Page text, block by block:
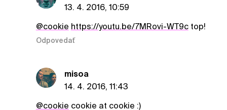
13. 4. 2016, 10:59
@cookie https://youtu.be/7MRovi-WT9ctop!
Odpovedať
misoa
14. 4. 2016, 11:43
@cookie cookie at cookie :)